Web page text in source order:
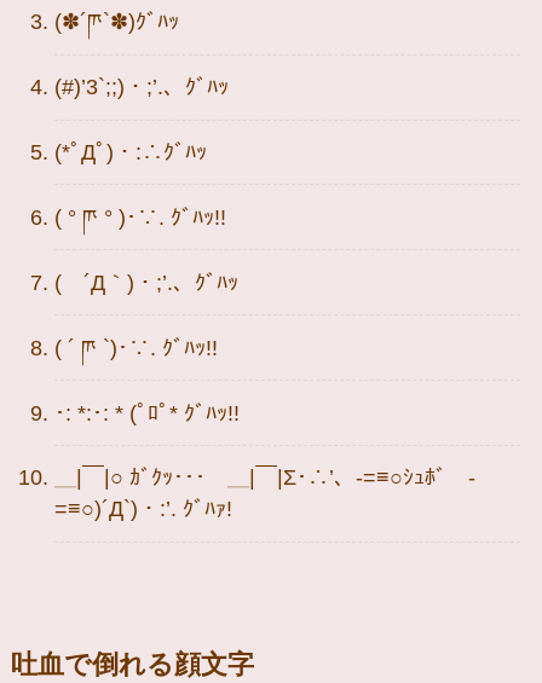
(✽︎´ཫ`✽︎)ｸﾞﾊｯ
(#)’3`;;)・;’.、ｸﾞﾊｯ
(*ﾟДﾟ)・:∴ｸﾞﾊｯ
( ° ཫ ° )･∵. ｸﾞﾊｯ!!
( ´Д｀)・;’.、ｸﾞﾊｯ
( ´ ཫ `)･∵. ｸﾞﾊｯ!!
･: *:･: * (ﾟﾛﾟ* ｸﾞﾊｯ!!
＿|￣|○ ｶﾞｸｯ･･･ ＿|￣|Σ･∴’、-=≡○ｼｭﾎﾞ -
=≡○)´Д`)・:’. ｸﾞﾊｧ!
吐血で倒れる顔文字